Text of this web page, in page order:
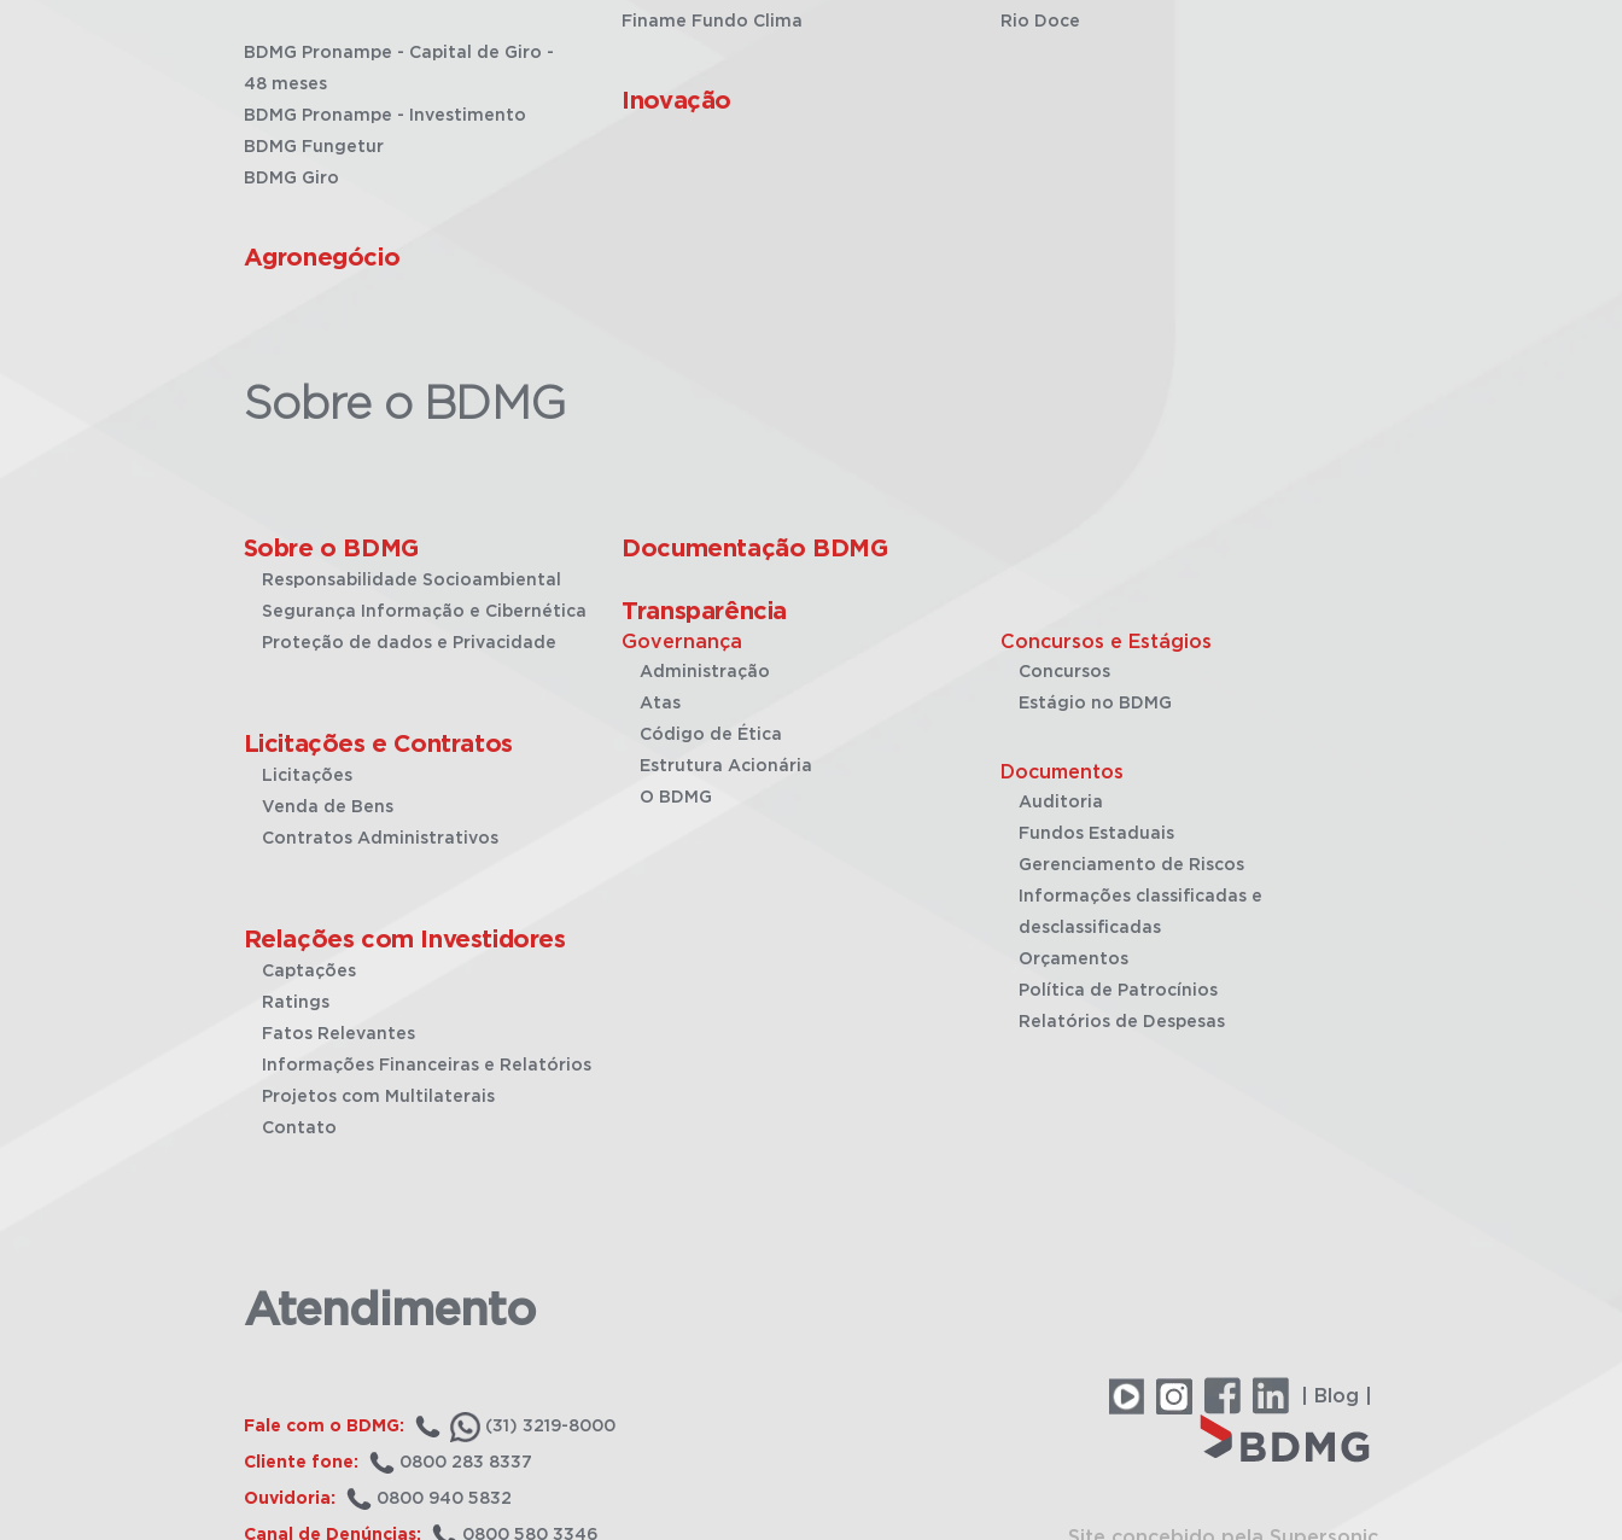
BDMG Pronampe - Capital de Giro -
48 meses
BDMG Pronampe - Investimento
BDMG Fungetur
BDMG Giro
Agronegócio
Finame Fundo Clima
Inovação
Rio Doce
Sobre o BDMG
Sobre o BDMG
Responsabilidade Socioambiental
Segurança Informação e Cibernética
Proteção de dados e Privacidade
Licitações e Contratos
Licitações
Venda de Bens
Contratos Administrativos
Relações com Investidores
Captações
Ratings
Fatos Relevantes
Informações Financeiras e Relatórios
Projetos com Multilaterais
Contato
Documentação BDMG
Transparência
Governança
Administração
Atas
Código de Ética
Estrutura Acionária
O BDMG
Concursos e Estágios
Concursos
Estágio no BDMG
Documentos
Auditoria
Fundos Estaduais
Gerenciamento de Riscos
Informações classificadas e
desclassificadas
Orçamentos
Política de Patrocínios
Relatórios de Despesas
Atendimento
Fale com o BDMG: (31) 3219-8000
Cliente fone: 0800 283 8337
Ouvidoria: 0800 940 5832
Canal de Denúncias: 0800 580 3346
| Blog |